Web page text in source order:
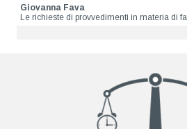
Giovanna Fava
Le richieste di provvedimenti in materia di